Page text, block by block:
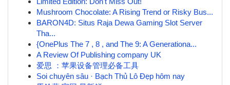
Mushroom Chocolate: A Rising Trend or Risky Bus...
BARON4D: Situs Raja Dewa Gaming Slot Server
Tha...
{OnePlus The 7 , 8 , and The 9: A Generationa...
A Review Of Publishing company UK
爱思 ：苹果设备管理必备工具
Soi chuyên sâu · Bạch Thủ Lô Đẹp hôm nay